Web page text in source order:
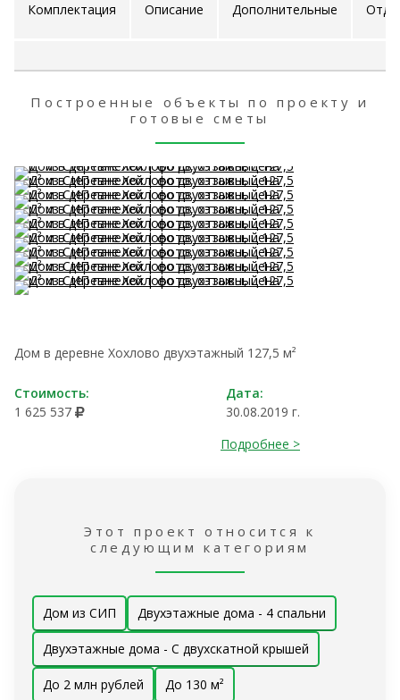
Комплектация Описание Дополнительные
Построенные объекты по проекту и
готовые сметы
Дом в деревне Хохлово двухэтажный 127,5 м²
Стоимость:
1 625 537
Дата:
30.08.2019 г.
Подробнее >
Этот проект относится к
следующим категориям
Дом из СИП Двухэтажные дома - 4 спальни
Двухэтажные дома - С двухскатной крышей
До 2 млн рублей До 130 м²